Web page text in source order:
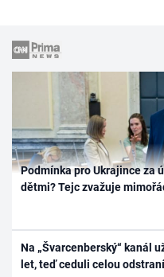
Podmínka pro Ukrajince za
dětmi? Tejc zvažuje
Na „Švarcenberský“ kanál
let, teď ceduli celou